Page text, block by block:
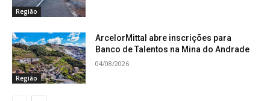
fbclid=PAZXh0bgNhZW0CMTEAAaeBpdCeRsY-
MiI6N7VfeKWj7QfDAoz1coiIO61mS6upVzug_aem_
bfJbKFK8W_hwDnk58b5Q_g
Região
Região
ArcelorMittal abre inscrições para
Banco de Talentos na Mina do Andrade
04/08/2026